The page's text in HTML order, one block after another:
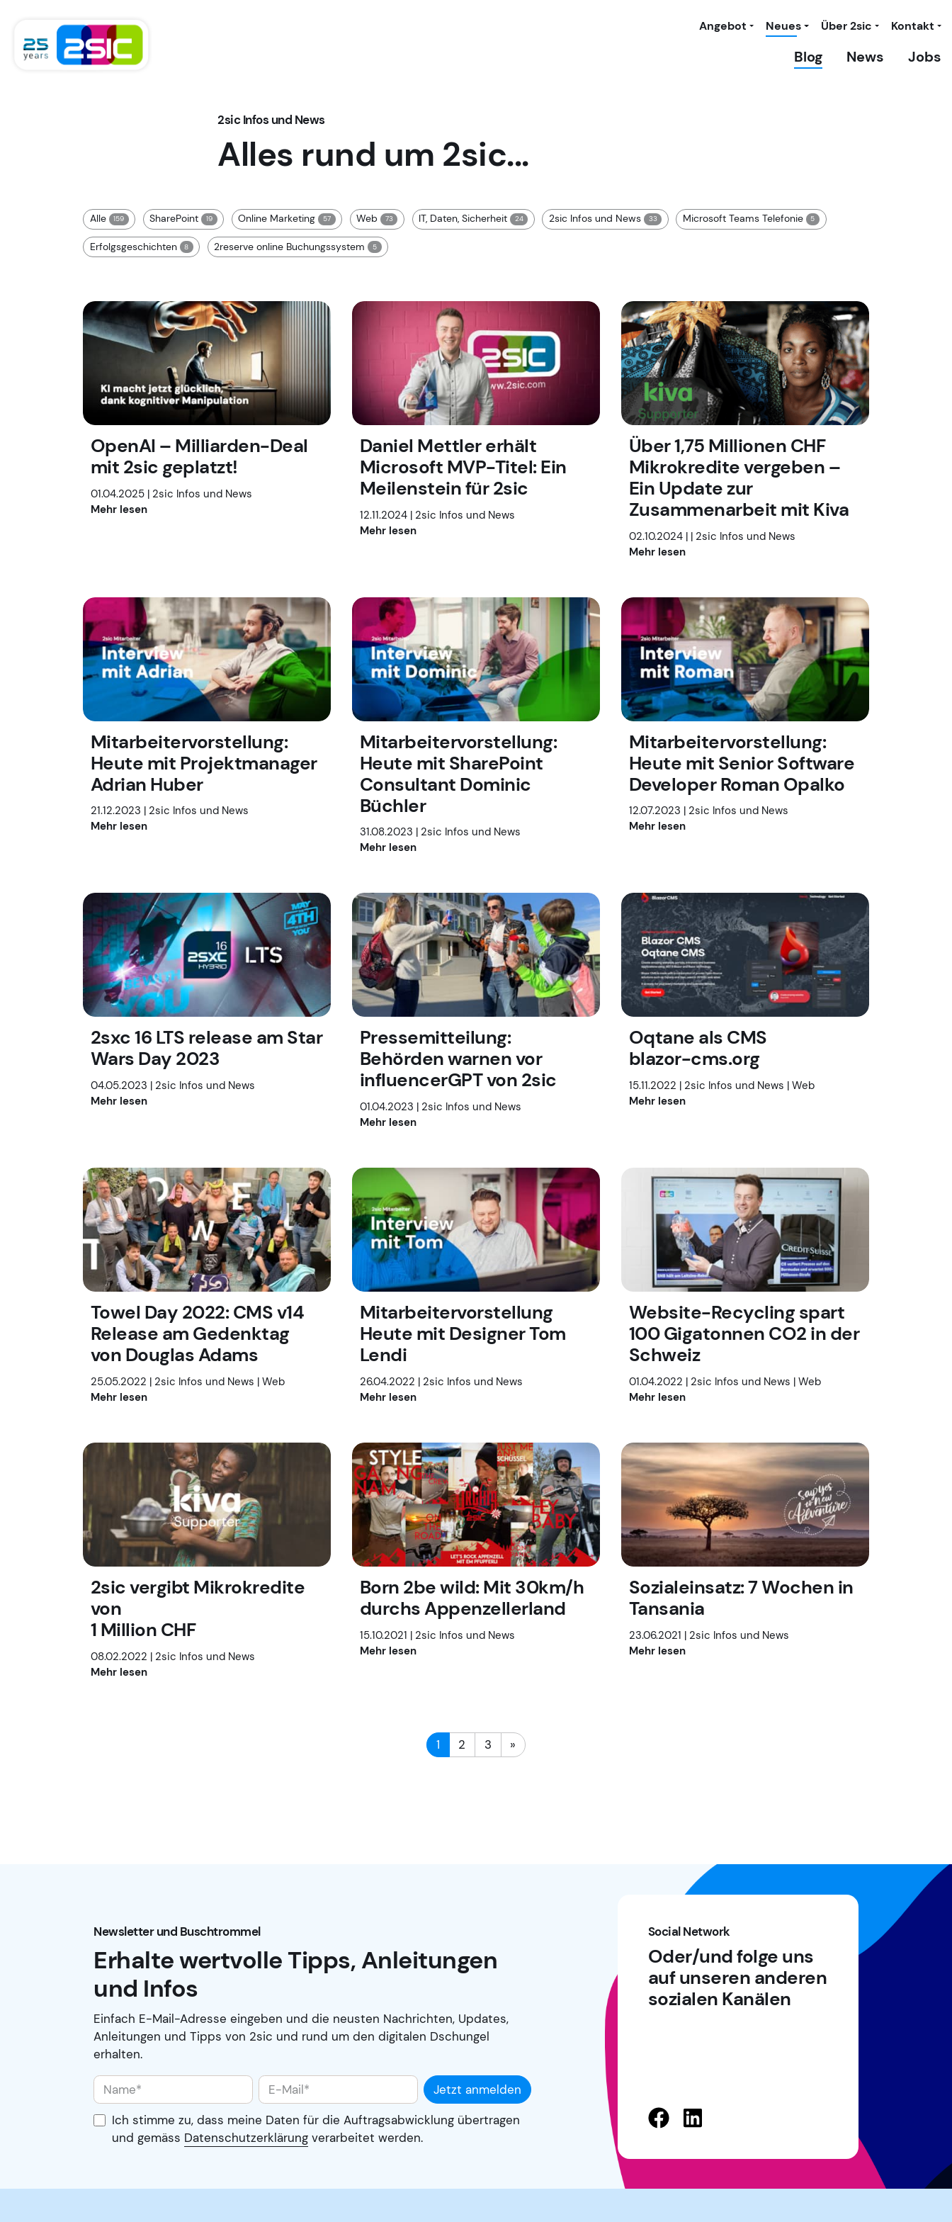
Angebot Neues Über 2sic Kontakt
Blog News Jobs
2sic Infos und News
Alles rund um 2sic...
Alle 159 SharePoint 19 Online Marketing 57 Web 73 IT, Daten, Sicherheit 24 2sic Infos und News 33 Microsoft Teams Telefonie 5
Erfolgsgeschichten 8 2reserve online Buchungssystem 5
OpenAI – Milliarden-Deal
mit 2sic geplatzt!
01.04.2025 | 2sic Infos und News
Mehr lesen
Daniel Mettler erhält
Microsoft MVP-Titel: Ein
Meilenstein für 2sic
12.11.2024 | 2sic Infos und News
Mehr lesen
Über 1,75 Millionen CHF
Mikrokredite vergeben –
Ein Update zur
Zusammenarbeit mit Kiva
02.10.2024 | | 2sic Infos und News
Mehr lesen
Mitarbeitervorstellung:
Heute mit Projektmanager
Adrian Huber
21.12.2023 | 2sic Infos und News
Mehr lesen
Mitarbeitervorstellung:
Heute mit SharePoint
Consultant Dominic
Büchler
31.08.2023 | 2sic Infos und News
Mehr lesen
Mitarbeitervorstellung:
Heute mit Senior Software
Developer Roman Opalko
12.07.2023 | 2sic Infos und News
Mehr lesen
2sxc 16 LTS release am Star
Wars Day 2023
04.05.2023 | 2sic Infos und News
Mehr lesen
Pressemitteilung:
Behörden warnen vor
influencerGPT von 2sic
01.04.2023 | 2sic Infos und News
Mehr lesen
Oqtane als CMS
blazor-cms.org
15.11.2022 | 2sic Infos und News | Web
Mehr lesen
Towel Day 2022: CMS v14
Release am Gedenktag
von Douglas Adams
25.05.2022 | 2sic Infos und News | Web
Mehr lesen
Mitarbeitervorstellung
Heute mit Designer Tom
Lendi
26.04.2022 | 2sic Infos und News
Mehr lesen
Website-Recycling spart
100 Gigatonnen CO2 in der
Schweiz
01.04.2022 | 2sic Infos und News | Web
Mehr lesen
2sic vergibt Mikrokredite
von
1 Million CHF
08.02.2022 | 2sic Infos und News
Mehr lesen
Born 2be wild: Mit 30km/h
durchs Appenzellerland
15.10.2021 | 2sic Infos und News
Mehr lesen
Sozialeinsatz: 7 Wochen in
Tansania
23.06.2021 | 2sic Infos und News
Mehr lesen
1 2 3 »
Newsletter und Buschtrommel
Erhalte wertvolle Tipps, Anleitungen
und Infos
Einfach E-Mail-Adresse eingeben und die neusten Nachrichten, Updates,
Anleitungen und Tipps von 2sic und rund um den digitalen Dschungel
erhalten.
Jetzt anmelden
Ich stimme zu, dass meine Daten für die Auftragsabwicklung übertragen
und gemäss Datenschutzerklärungverarbeitet werden.
Social Network
Oder/und folge uns
auf unseren anderen
sozialen Kanälen